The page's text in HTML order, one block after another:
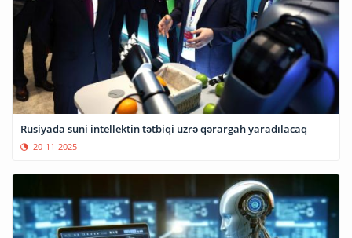
Rusiyada süni intellektin tətbiqi üzrə qərargah yaradılacaq
20-11-2025